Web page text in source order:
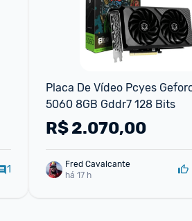
1
Placa De Vídeo Pcyes
5060 8GB Gddr7 128 Bits
R$2.070,00
Fred Cavalcante
há 17 h